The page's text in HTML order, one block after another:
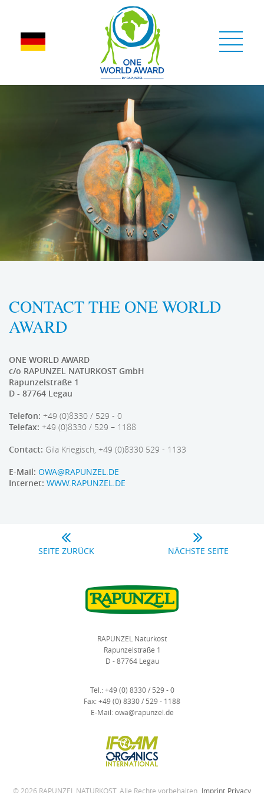
CONTACT THE ONE WORLD
AWARD
ONE WORLD AWARD
c/o RAPUNZEL NATURKOST GmbH
Rapunzelstraße 1
D - 87764 Legau
Telefon: +49 (0)8330 / 529 - 0
Telefax: +49 (0)8330 / 529 – 1188
Contact: Gila Kriegisch, +49 (0)8330 529 - 1133
E-Mail: OWA@RAPUNZEL.DE
Internet: WWW.RAPUNZEL.DE
SEITE ZURÜCK NÄCHSTE SEITE
RAPUNZEL Naturkost
Rapunzelstraße 1
D - 87764 Legau
Tel.:+49 (0) 8330 / 529 - 0
Fax:+49 (0) 8330 / 529 - 1188
E-Mail:owa@rapunzel.de
© 2026 RAPUNZEL NATURKOST. Alle Rechte vorbehalten. Imprint Privacy